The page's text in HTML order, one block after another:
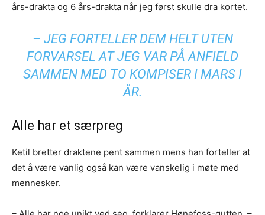
års-drakta og 6 års-drakta når jeg først skulle dra kortet.
– JEG FORTELLER DEM HELT UTEN
FORVARSEL AT JEG VAR PÅ ANFIELD
SAMMEN MED TO KOMPISER I MARS I
ÅR.
Alle har et særpreg
Ketil bretter draktene pent sammen mens han forteller at
det å være vanlig også kan være vanskelig i møte med
mennesker.